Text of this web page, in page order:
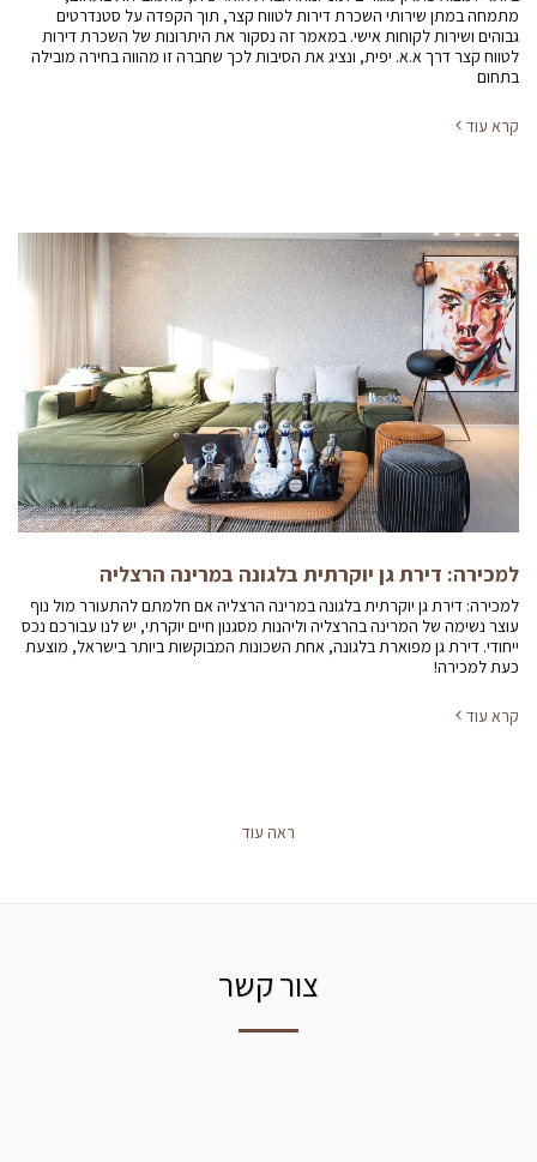
מתמחה במתן שירותי השכרת דירות לטווח קצר, תוך הקפדה על סטנדרטים
גבוהים ושירות לקוחות אישי. במאמר זה נסקור את היתרונות של השכרת דירות
לטווח קצר דרך א.א. יפית, ונציג את הסיבות לכך שחברה זו מהווה בחירה מובילה
בתחום
קרא עוד
למכירה: דירת גן יוקרתית בלגונה במרינה הרצליה
למכירה: דירת גן יוקרתית בלגונה במרינה הרצליה אם חלמתם להתעורר מול נוף
עוצר נשימה של המרינה בהרצליה וליהנות מסגנון חיים יוקרתי, יש לנו עבורכם נכס
ייחודי. דירת גן מפוארת בלגונה, אחת השכונות המבוקשות ביותר בישראל, מוצעת
כעת למכירה!
קרא עוד
ראה עוד
צור קשר